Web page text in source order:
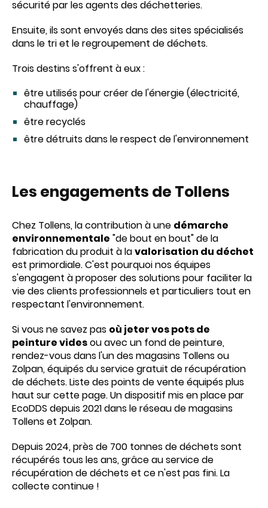
sécurité par les agents des déchetteries.
Ensuite, ils sont envoyés dans des sites spécialisés
dans le tri et le regroupement de déchets.
Trois destins s'offrent à eux :
être utilisés pour créer de l'énergie (électricité,
chauffage)
être recyclés
être détruits dans le respect de l'environnement
Les engagements de Tollens
Chez Tollens, la contribution à une démarche
environnementale "de bout en bout" de la
fabrication du produit à lavalorisation du déchet
est primordiale. C'est pourquoi nos équipes
s'engagent à proposer des solutions pour faciliter la
vie des clients professionnels et particuliers tout en
respectant l'environnement.
Si vous ne savez pas où jeter vos pots de
peinture videsou avec un fond de peinture,
rendez-vous dans l'un des magasins Tollens ou
Zolpan, équipés du service gratuit de récupération
de déchets. Liste des points de vente équipés plus
haut sur cette page. Un dispositif mis en place par
EcoDDS depuis 2021 dans le réseau de magasins
Tollens et Zolpan.
Depuis 2024, près de 700 tonnes de déchets sont
récupérés tous les ans, grâce au service de
récupération de déchets et ce n'est pas fini. La
collecte continue !